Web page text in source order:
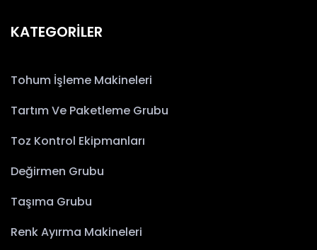
KATEGORİLER
Tohum İşleme Makineleri
Tartım Ve Paketleme Grubu
Toz Kontrol Ekipmanları
Değirmen Grubu
Taşıma Grubu
Renk Ayırma Makineleri